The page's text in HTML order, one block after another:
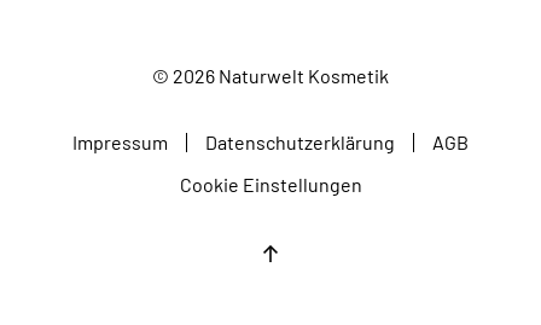
© 2026 Naturwelt Kosmetik
Impressum Datenschutzerklärung
AGB
Cookie Einstellungen